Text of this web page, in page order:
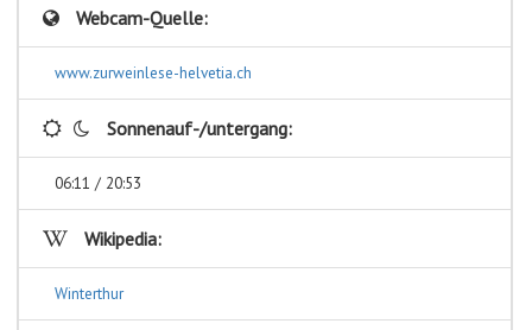
Webcam-Quelle:
www.zurweinlese-helvetia.ch
Sonnenauf-/untergang:
06:11 / 20:53
Wikipedia:
Winterthur